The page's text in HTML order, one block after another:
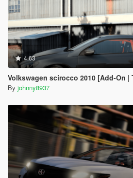
4.63
Volkswagen scirocco 2010 [Add-On |
By johnny8937